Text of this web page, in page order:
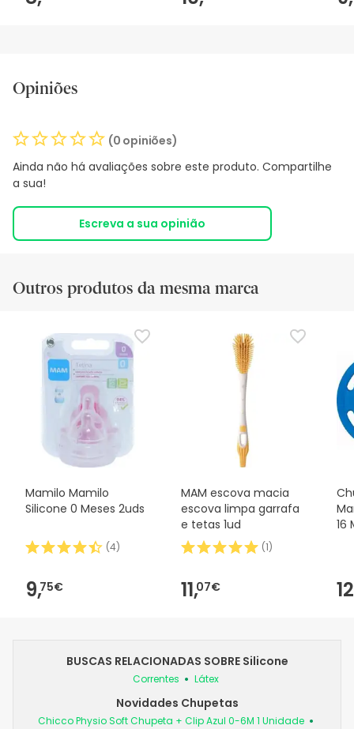
Opiniões
(0 opiniões)
Ainda não há avaliações sobre este produto. Compartilhe
a sua!
Escreva a sua opinião
Outros produtos da mesma marca
Mamilo Mamilo
Silicone 0 Meses 2uds
(4)
9,75€
MAM escova macia
escova limpa garrafa
e tetas 1ud
(1)
11,07€
16
BUSCAS RELACIONADAS SOBRE Silicone
Correntes Látex
Novidades Chupetas
Chicco Physio Soft Chupeta + Clip Azul 0-6M 1 Unidade